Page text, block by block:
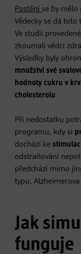
Postění se by mělo
Vědecky se dá
Ve studii
zkoumali vědci
Výsledky byly
množství své
hodnoty cukru v
cholesterolu.
Při nedostatku
programu, kdy si
dochází ke
odstraňování
předchází mimo
typu,
Jak
funguje